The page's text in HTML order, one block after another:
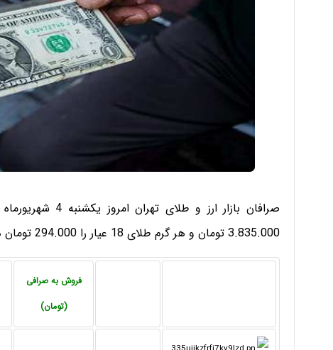
3.835.000 تومان و هر گرم طلای 18 عیار را 294.000 تومان داد و ستد کردند.
فروش به صرافی
(تومان)